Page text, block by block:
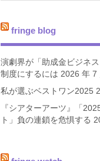
fringe blog
演劇界が「助成金ビジネ
制度にするには 2026 年 7
私が選ぶベストワン2025
『シアターアーツ』「
ト」負の連鎖を危惧する